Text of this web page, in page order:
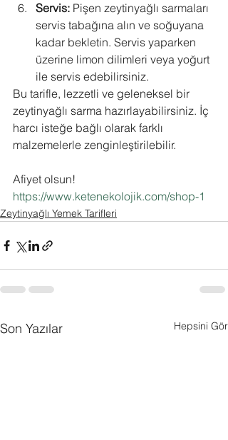
Servis: Pişen zeytinyağlı sarmaları
servis tabağına alın ve soğuyana
kadar bekletin. Servis yaparken
üzerine limon dilimleri veya yoğurt
ile servis edebilirsiniz.
Bu tarifle, lezzetli ve geleneksel bir
zeytinyağlı sarma hazırlayabilirsiniz. İç
harcı isteğe bağlı olarak farklı
malzemelerle zenginleştirilebilir.
Afiyet olsun!
https://www.ketenekolojik.com/shop-1
Zeytinyağlı Yemek Tarifleri
Son Yazılar Hepsini Gör